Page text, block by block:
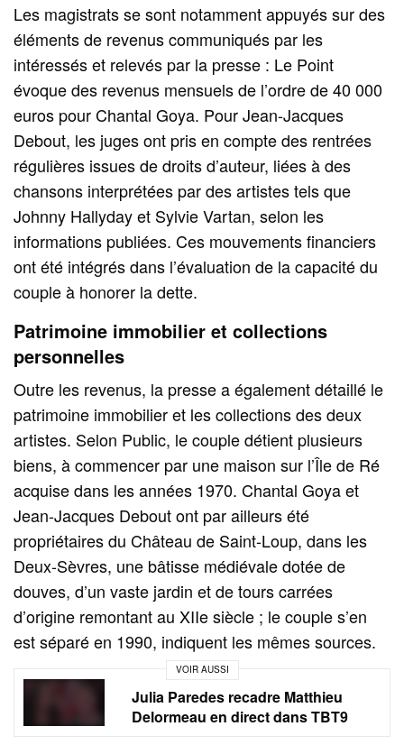
Les magistrats se sont notamment appuyés sur des
éléments de revenus communiqués par les
intéressés et relevés par la presse : Le Point
évoque des revenus mensuels de l’ordre de 40 000
euros pour Chantal Goya. Pour Jean-Jacques
Debout, les juges ont pris en compte des rentrées
régulières issues de droits d’auteur, liées à des
chansons interprétées par des artistes tels que
Johnny Hallyday et Sylvie Vartan, selon les
informations publiées. Ces mouvements financiers
ont été intégrés dans l’évaluation de la capacité du
couple à honorer la dette.
Patrimoine immobilier et collections
personnelles
Outre les revenus, la presse a également détaillé le
patrimoine immobilier et les collections des deux
artistes. Selon Public, le couple détient plusieurs
biens, à commencer par une maison sur l’Île de Ré
acquise dans les années 1970. Chantal Goya et
Jean-Jacques Debout ont par ailleurs été
propriétaires du Château de Saint-Loup, dans les
Deux-Sèvres, une bâtisse médiévale dotée de
douves, d’un vaste jardin et de tours carrées
d’origine remontant au XIIe siècle ; le couple s’en
est séparé en 1990, indiquent les mêmes sources.
VOIR AUSSI
Julia Paredes recadre Matthieu
Delormeau en direct dans TBT9